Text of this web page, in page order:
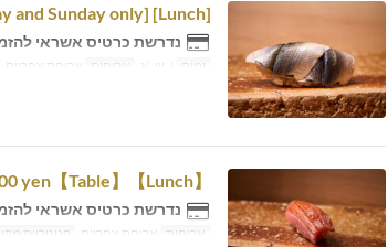
[Lunch] Omakase 6,600 yen Table [Friday, Saturday and Sunday only]
נדרשת כרטיס אשראי
ימים ו, ש, א ארוחות ארוחת צהריים
【Lunch】Omakase 14,300 yen【Table】
נדרשת כרטיס אשראי
ארוחות ארוחת צהריים קטגוריית